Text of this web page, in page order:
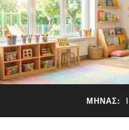
ΜΉΝΑΣ: